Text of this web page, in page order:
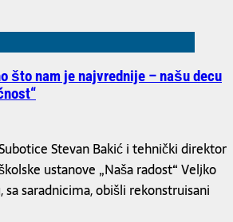
što nam je najvrednije – našu decu
Stevan Bakić i tehnički direktor
ustanove „Naša radost“ Veljko
sa saradnicima, obišli rekonstruisani